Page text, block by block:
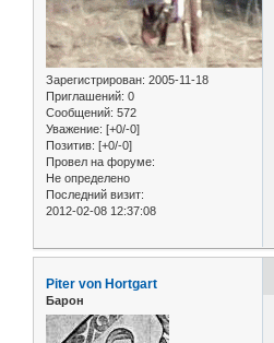
Зарегистрирован: 2005-11-18
Приглашений: 0
Сообщений: 572
Уважение: [+0/-0]
Позитив: [+0/-0]
Провел на форуме:
Не определено
Последний визит:
2012-02-08 12:37:08
Piter von Hortgart
Барон